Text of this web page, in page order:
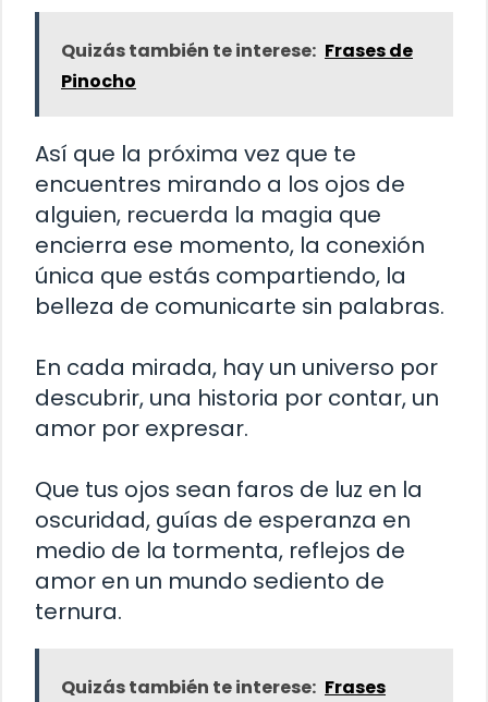
Quizás también te interese: Frases de
Pinocho
Así que la próxima vez que te
encuentres mirando a los ojos de
alguien, recuerda la magia que
encierra ese momento, la conexión
única que estás compartiendo, la
belleza de comunicarte sin palabras.
En cada mirada, hay un universo por
descubrir, una historia por contar, un
amor por expresar.
Que tus ojos sean faros de luz en la
oscuridad, guías de esperanza en
medio de la tormenta, reflejos de
amor en un mundo sediento de
ternura.
Quizás también te interese: Frases